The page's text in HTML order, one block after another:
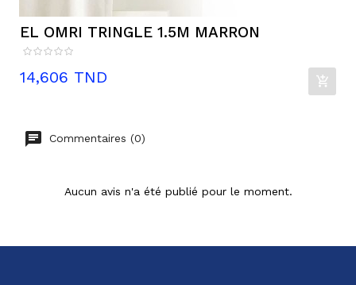
EL OMRI TRINGLE 1.5M MARRON
Prix
14,606 TND
Commentaires (0)
Aucun avis n'a été publié pour le moment.